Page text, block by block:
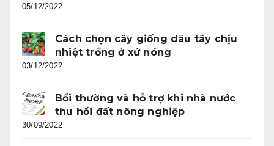
05/12/2022
Cách chọn cây giống dâu tây chịu
nhiệt trồng ở xứ nóng
03/12/2022
Bồi thường và hỗ trợ khi nhà nước
thu hồi đất nông nghiệp
30/09/2022